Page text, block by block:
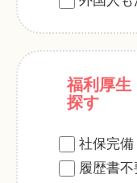
福利厚生
探す
社保完
履歴書不